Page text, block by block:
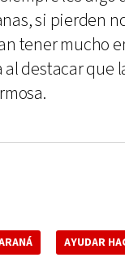
si pierden
tener mucho
al destacar que
AYUDAR